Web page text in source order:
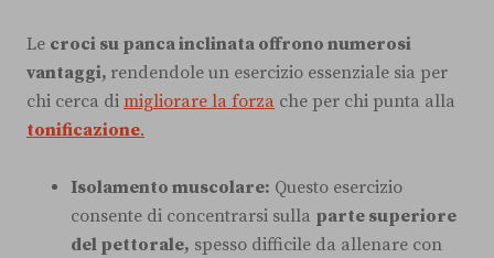
Le croci su panca inclinata offrono numerosi
vantaggi, rendendole un esercizio essenziale sia per
chi cerca di migliorare la forza che per chi punta alla
tonificazione.
Isolamento muscolare: Questo esercizio
consente di concentrarsi sulla parte superiore
del pettorale, spesso difficile da allenare con